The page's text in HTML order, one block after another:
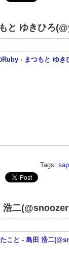
と ゆきひろ
Ruby - まつもと ゆ
Tags:
浩二
こと - 島田 浩二